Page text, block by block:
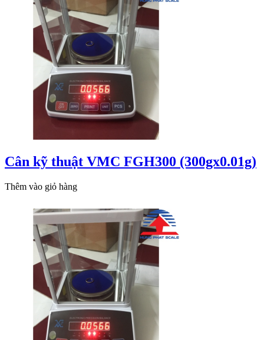
Cân kỹ thuật VMC FGH300 (300gx0.01g)
Thêm vào giỏ hàng